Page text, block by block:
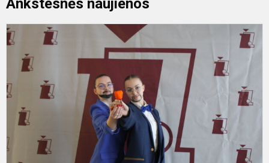
Ankstesnės naujienos